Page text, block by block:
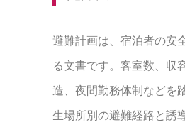
避難計画は、宿泊者の安
る文書です。客室数、収
造、夜間勤務体制などを
生場所別の避難経路と誘